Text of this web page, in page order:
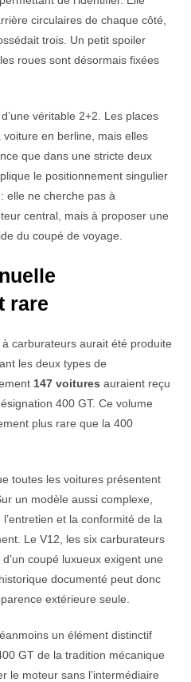
circulaires de chaque côté,
trois. Un petit spoiler
roues sont désormais fixées
véritable 2+2. Les places
en berline, mais elles
que dans une stricte deux
le positionnement singulier
elle ne cherche pas à
central, mais à proposer une
du coupé de voyage.
rare
carburateurs aurait été produite
les deux types de
147 voitures auraient reçu
400 GT. Ce volume
plus rare que la 400
toutes les voitures présentent
un modèle aussi complexe,
et la conformité de la
Le V12, les six carburateurs
coupé luxueux exigent une
documenté peut donc
extérieure seule.
un élément distinctif
GT de la tradition mécanique
le moteur sans l’intermédiaire